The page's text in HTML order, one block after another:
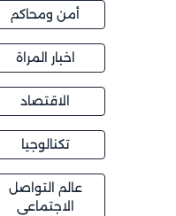
أمن ومحاكم
اخبار المراة
الاقتصاد
تكنالوجيا
عالم التواصل
الاجتماعي